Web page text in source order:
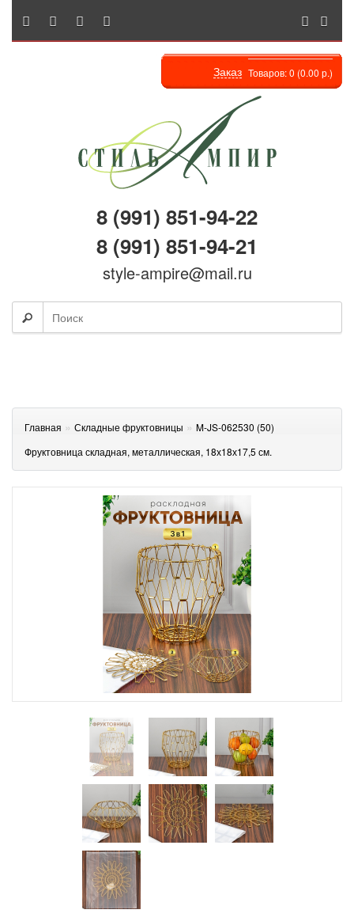
Заказ Товаров: 0 (0.00 р.)
8 (991) 851-94-22
8 (991) 851-94-21
style-ampire@mail.ru
Главная » Складные фруктовницы » M-JS-062530 (50)
Фруктовница складная, металлическая, 18х18х17,5 см.